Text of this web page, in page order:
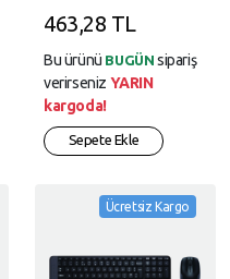
463,28 TL
Bu ürünü BUGÜN sipariş
verirseniz YARIN
kargoda!
Sepete Ekle
Ücretsiz Kargo